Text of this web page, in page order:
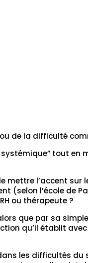
de la difficulté
tout en
mettre l’accent
(selon l’école de
ou thérapeute ?
que par sa
qu’il établit avec
les difficultés du